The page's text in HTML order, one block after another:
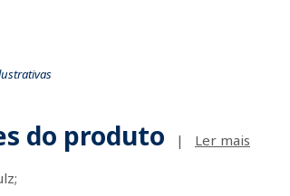
do produto | Ler mais